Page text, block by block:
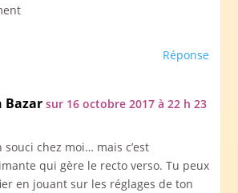
Réponse
Bazar sur 16 octobre 2017 à 22 h 23
souci chez moi… mais c’est
qui gère le recto verso. Tu peux
en jouant sur les réglages de ton